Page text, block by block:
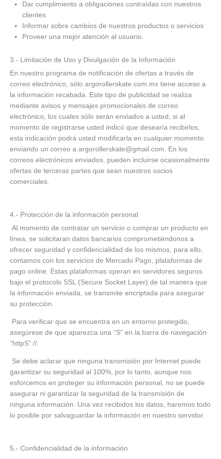
Dar cumplimiento a obligaciones contraídas con nuestros
clientes
Informar sobre cambios de nuestros productos o servicios
Proveer una mejor atención al usuario.
3.- Limitación de Uso y Divulgación de la Información
En nuestro programa de notificación de ofertas a través de
correo electrónico, sólo argorollerskate.com.mx tiene acceso a
la información recabada. Este tipo de publicidad se realiza
mediante avisos y mensajes promocionales de correo
electrónico, los cuales sólo serán enviados a usted, si al
momento de registrarse usted indicó que desearía recibirlos,
esta indicación podrá usted modificarla en cualquier momento
enviando un correo a argorollerskate@gmail.com. En los
correos electrónicos enviados, pueden incluirse ocasionalmente
ofertas de terceras partes que sean nuestros socios
comerciales.
4.- Protección de la información personal
Al momento de contratar un servicio o comprar un producto en
línea, se solicitaran datos bancarios comprometiéndonos a
ofrecer seguridad y confidencialidad de los mismos, para ello,
contamos con los servicios de Mercado Pago, plataformas de
pago online. Estas plataformas operan en servidores seguros
bajo el protocolo SSL (Secure Socket Layer) de tal manera que
la información enviada, se transmite encriptada para asegurar
su protección.
Para verificar que se encuentra en un entorno protegido,
asegúrese de que aparezca una “S” en la barra de navegación
“httpS”://.
Se debe aclarar que ninguna transmisión por Internet puede
garantizar su seguridad al 100%, por lo tanto, aunque nos
esforcemos en proteger su información personal, no se puede
asegurar ni garantizar la seguridad de la transmisión de
ninguna información. Una vez recibidos los datos, haremos todo
lo posible por salvaguardar la información en nuestro servidor.
5.- Confidencialidad de la información